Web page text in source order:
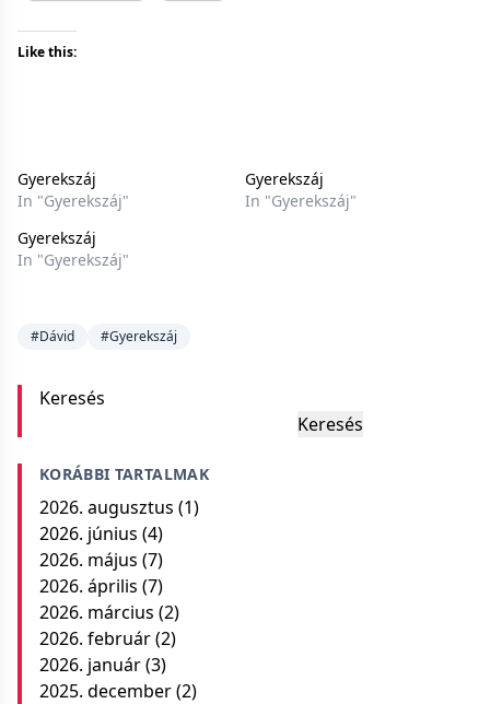
Like this:
Gyerekszáj
In "Gyerekszáj"
Gyerekszáj
In "Gyerekszáj"
Gyerekszáj
In "Gyerekszáj"
#Dávid #Gyerekszáj
Keresés
Keresés
KORÁBBI TARTALMAK
2026. augusztus (1)
2026. június (4)
2026. május (7)
2026. április (7)
2026. március (2)
2026. február(2)
2026. január(3)
2025. december(2)